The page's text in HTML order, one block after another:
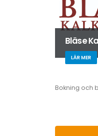
Bläse
LÄR MER
Bokning och